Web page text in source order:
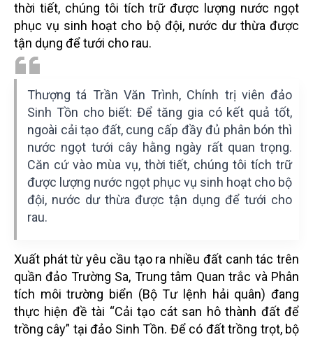
thời tiết, chúng tôi tích trữ được lượng nước ngọt
phục vụ sinh hoạt cho bộ đội, nước dư thừa được
tận dụng để tưới cho rau.
Thượng tá Trần Văn Trình, Chính trị viên đảo
Sinh Tồn cho biết: Để tăng gia có kết quả tốt,
ngoài cải tạo đất, cung cấp đầy đủ phân bón thì
nước ngọt tưới cây hằng ngày rất quan trọng.
Căn cứ vào mùa vụ, thời tiết, chúng tôi tích trữ
được lượng nước ngọt phục vụ sinh hoạt cho bộ
đội, nước dư thừa được tận dụng để tưới cho
rau.
Xuất phát từ yêu cầu tạo ra nhiều đất canh tác trên
quần đảo Trường Sa, Trung tâm Quan trắc và Phân
tích môi trường biển (Bộ Tư lệnh hải quân) đang
thực hiện đề tài “Cải tạo cát san hô thành đất để
trồng cây” tại đảo Sinh Tồn. Để có đất trồng trọt, bộ